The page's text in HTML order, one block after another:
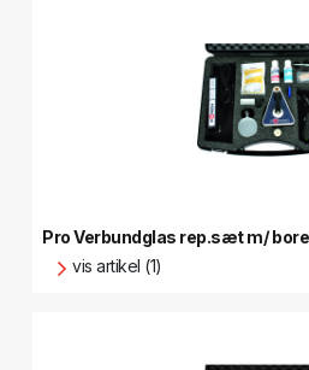
Pro Verbundglas rep.sæt m/
vis artikel (1)